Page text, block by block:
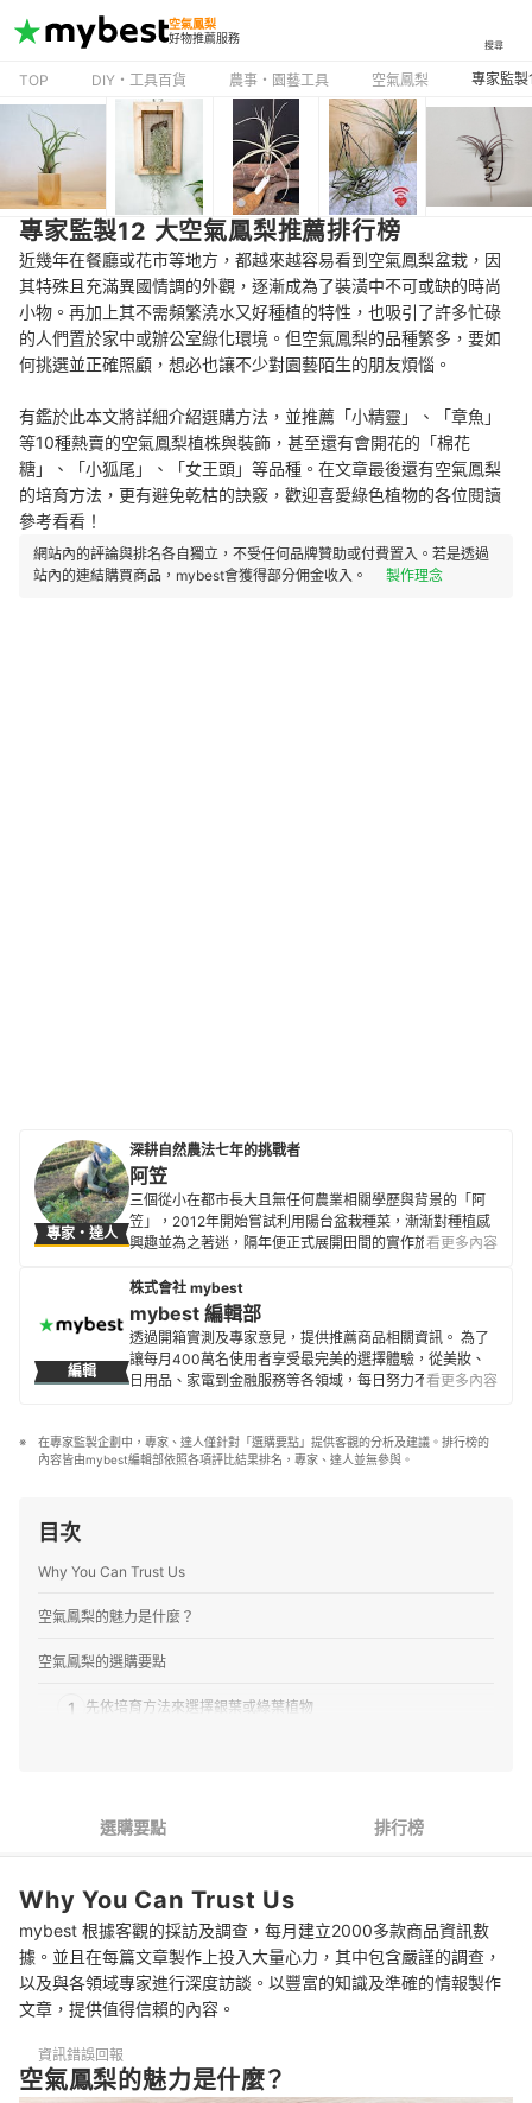
空氣鳳梨
好物推薦服務
搜尋
TOP DIY・工具百貨 農事・園藝工具 空氣鳳梨 專家監
專家監製12 大空氣鳳梨推薦排行榜
近幾年在餐廳或花市等地方，都越來越容易看到空氣鳳梨盆栽，因
其特殊且充滿異國情調的外觀，逐漸成為了裝潢中不可或缺的時尚
小物。再加上其不需頻繁澆水又好種植的特性，也吸引了許多忙碌
的人們置於家中或辦公室綠化環境。但空氣鳳梨的品種繁多，要如
何挑選並正確照顧，想必也讓不少對園藝陌生的朋友煩惱。
有鑑於此本文將詳細介紹選購方法，並推薦「小精靈」、「章魚」
等10種熱賣的空氣鳳梨植株與裝飾，甚至還有會開花的「棉花
糖」、「小狐尾」、「女王頭」等品種。在文章最後還有空氣鳳梨
的培育方法，更有避免乾枯的訣竅，歡迎喜愛綠色植物的各位閱讀
參考看看！
網站內的評論與排名各自獨立，不受任何品牌贊助或付費置入。若是透過
站內的連結購買商品，mybest會獲得部分佣金收入。
製作理念
專家・達人
深耕自然農法七年的挑戰者
阿笠
三個從小在都市長大且無任何農業相關學歷與背景的「阿
笠」，2012年開始嘗試利用陽台盆栽種菜，漸漸對種植感
興趣並為之著迷，隔年便正式展開田間的實作旅程。 藉著
植的過程和心得分享給同樣喜好種植、對植物感興趣、以
及關心蔬果食安問題的朋友。讓大家透過螢幕也能感受自
然療癒力，或親自動手種出安心的好食材。目標是希望能
夠挑戰以自然農法種植出各種健康無添加的「自然恩
惠」，並實踐與生態和諧相處之道。
阿笠的簡介
看更多內容
編輯
株式會社 mybest
mybest 編輯部
透過開箱實測及專家意見，提供推薦商品相關資訊。 為了
讓每月400萬名使用者享受最完美的選擇體驗，從美妝、
日用品、家電到金融服務等各領域，每日努力不懈地製作
看更多內容
在專家監製企劃中，專家、達人僅針對「選購要點」提供客觀的分析及建議。排行榜的
內容皆由mybest編輯部依照各項評比結果排名，專家、達人並無參與。
目次
Why You Can Trust Us
空氣鳳梨的魅力是什麼？
空氣鳳梨的選購要點
1 先依培育方法來選擇銀葉或綠葉植物
4 挑選容易分株的品種更划算
5 決定挑選大株還是小株
6 大型種空氣鳳梨：推薦給喜歡外觀豐滿的讀者
7 購買空氣鳳梨裝飾藝術時的注意事項
推薦12款空氣鳳梨人氣排行榜
專家精選2款人氣空氣鳳梨
選購要點 排行榜
Why You Can Trust Us
mybest 根據客觀的採訪及調查，每月建立2000多款商品資訊數
據。並且在每篇文章製作上投入大量心力，其中包含嚴謹的調查，
以及與各領域專家進行深度訪談。以豐富的知識及準確的情報製作
文章，提供值得信賴的內容。
資訊錯誤回報
空氣鳳梨的魅力是什麼？